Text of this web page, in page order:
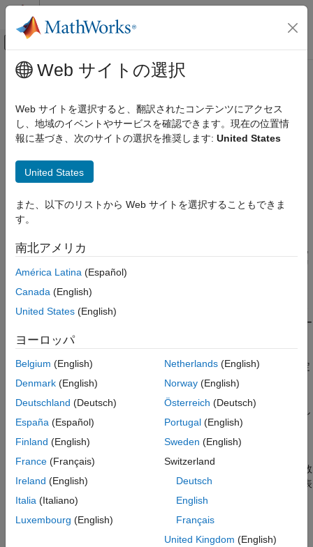
コンテンツへスキップ
オフキャンバス ナビゲーション メ
ドキュメンテーションのホーム
Communications Toolbox
PHY コンポーネント
項目一覧
構文
例
入力引数
出力引数
参照
バージョン履歴
メインコンテンツ
blkdiagbfweights
MIMO チャネルのブロック対角化の重み
構文
[wp,wc] = blkdiagbfweights(chanmat,ns,pt)
説明
[wp ,wc] = blkdiagbfweights(
cell 配
に含まれているチャネル応答行列から導出されたプリ
コーディングの重みwp
複数のユーザー チャネルを指定するには、
は、送信機からユーザー
へのk番目のチャネルを表します。
単一の周波数の場合は、チャネル cell を行列として指定
します。
複数の周波数の場合は、チャネル cell を 3 次元配列とし
て指定します。この配列では、行は異なる
ア"を表します。
チャネルごとに複数のサブチャネルを指定するには、
引数
を使用します。サブチャネルは異なるデータ ストリームを表
します。
は、ユーザー チャネルごとのサブチャネル数を
を乗算します。
Web サイトの選択
Web サイトを選択すると、翻訳されたコンテンツにアクセス
し、地域のイベントやサービスを確認できます。現在の位置情
報に基づき、次のサイトの選択を推奨します: United States
United States
また、以下のリストから Web サイトを選択することもできま
す。
南北アメリカ
América Latina (Español)
Canada (English)
United States (English)
ヨーロッパ
Belgium (English)
Denmark (English)
Deutschland (Deutsch)
España (Español)
Finland (English)
France (Français)
Ireland (English)
Italia (Italiano)
Luxembourg (English)
Netherlands(English)
Norway(English)
Österreich (Deutsch)
Portugal(English)
Sweden (English)
Switzerland
Deutsch
English
Français
United Kingdom (English)